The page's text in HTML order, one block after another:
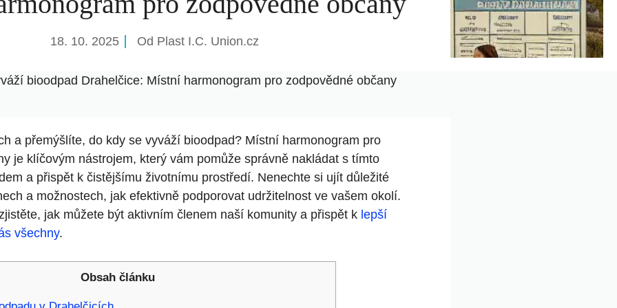
18. 10. 2025 Od Plast I.C. Union.cz
bioodpad Drahelčice: Místní harmonogram pro zodpovědné občany
a přemýšlíte, do kdy se vyváží bioodpad? Místní harmonogram pro
je klíčovým nástrojem, který vám pomůže správně nakládat s tímto
a přispět k čistějšímu životnímu prostředí. Nenechte si ujít důležité
a možnostech, jak efektivně podporovat udržitelnost ve vašem okolí.
jak můžete být aktivním členem naší komunity a přispět k lepší
všechny.
Obsah článku